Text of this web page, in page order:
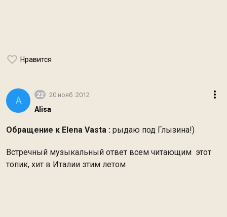
Нравится
A 22 20 нояб. 2012
Alisa
Обращение к Elena Vasta : рыдаю под Глызина!)
Встречный музыкальный ответ всем читающим этот
топик, хит в Италии этим летом